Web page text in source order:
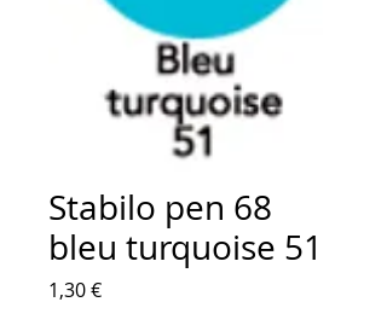
Stabilo pen 68
bleu turquoise 51
1,30 €Prix